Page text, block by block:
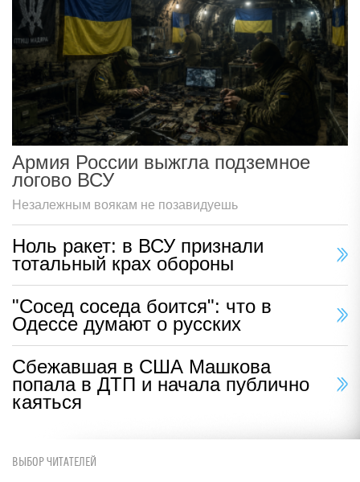
Армия России выжгла подземное
логово ВСУ
Незалежным воякам не позавидуешь
Ноль ракет: в ВСУ признали
тотальный крах обороны
"Сосед соседа боится": что в
Одессе думают о русских
Сбежавшая в США Машкова
попала в ДТП и начала публично
каяться
ВЫБОР ЧИТАТЕЛЕЙ